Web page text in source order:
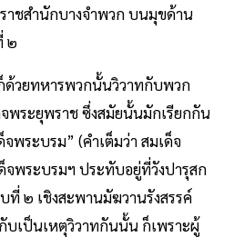
าชสำนักบางจำพวก บนมุขด้าน
๒
ด้วยทหารพวกนั้นวิวาทกับพวก
พระยุพราช ซึ่งสมัยนั้นมักเรียกกัน
พระบรม” (คำเต็มว่า สมเด็จ
จพระบรมฯ ประทับอยู่ที่วังปารุสก
ที่ ๒ เชิงสะพานมัฆวานรังสรรค์
บเป็นเหตุวิวาทกันนั้น ก็เพราะผู้